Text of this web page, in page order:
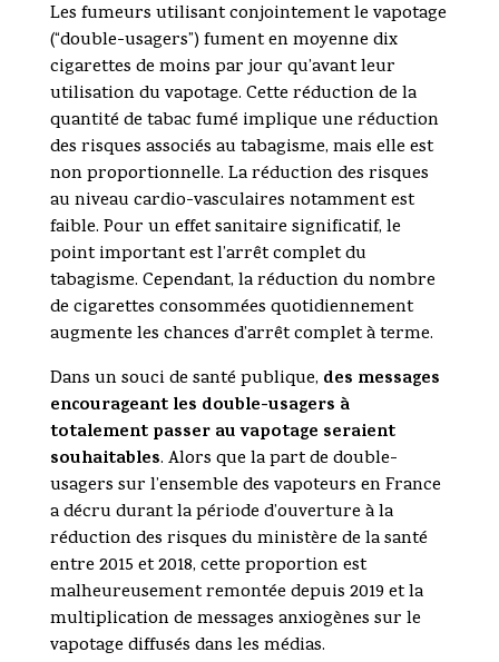
Les fumeurs utilisant conjointement le vapotage
(“double-usagers”) fument en moyenne dix
cigarettes de moins par jour qu’avant leur
utilisation du vapotage. Cette réduction de la
quantité de tabac fumé implique une réduction
des risques associés au tabagisme, mais elle est
non proportionnelle. La réduction des risques
au niveau cardio-vasculaires notamment est
faible. Pour un effet sanitaire significatif, le
point important est l’arrêt complet du
tabagisme. Cependant, la réduction du nombre
de cigarettes consommées quotidiennement
augmente les chances d’arrêt complet à terme.
Dans un souci de santé publique, des messages
encourageant les double-usagers à
totalement passer au vapotage seraient
souhaitables. Alors que la part de double-
usagers sur l’ensemble des vapoteurs en France
a décru durant la période d’ouverture à la
réduction des risques du ministère de la santé
entre 2015 et 2018, cette proportion est
malheureusement remontée depuis 2019 et la
multiplication de messages anxiogènes sur le
vapotage diffusés dans les médias.